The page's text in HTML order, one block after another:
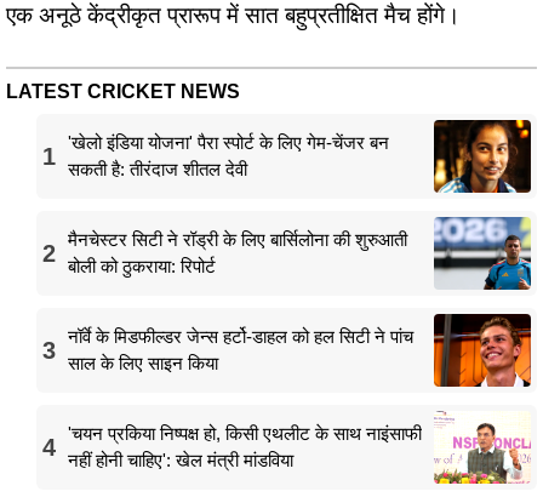
एक अनूठे केंद्रीकृत प्रारूप में सात बहुप्रतीक्षित मैच होंगे।
LATEST CRICKET NEWS
1
'खेलो इंडिया योजना' पैरा स्पोर्ट के लिए गेम-चेंजर बन
सकती है: तीरंदाज शीतल देवी
2
मैनचेस्टर सिटी ने रॉड्री के लिए बार्सिलोना की शुरुआती
बोली को ठुकराया: रिपोर्ट
3
नॉर्वे के मिडफील्डर जेन्स हर्टो-डाहल को हल सिटी ने पांच
साल के लिए साइन किया
4
'चयन प्रकिया निष्पक्ष हो, किसी एथलीट के साथ नाइंसाफी
नहीं होनी चाहिए': खेल मंत्री मांडविया